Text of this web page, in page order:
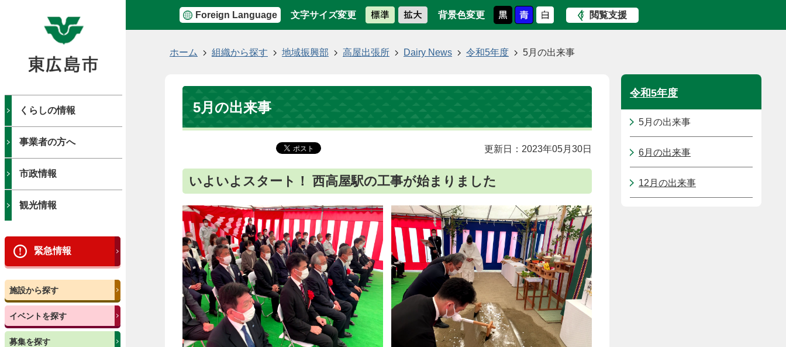
Foreign Language 文字サイズ変更 背景色変更 閲覧支援
くらしの情報
事業者の方へ
市政情報
観光情報
緊急情報
施設から探す
イベントを探す
募集を探す
ホーム 組織から探す 地域振興部 高屋出張所 Dairy News 令和5年度 5月の出来事
5月の出来事
更新日：2023年05月30日
いよいよスタート！ 西高屋駅の工事が始まりました
令和5年度
5月の出来事
6月の出来事
12月の出来事